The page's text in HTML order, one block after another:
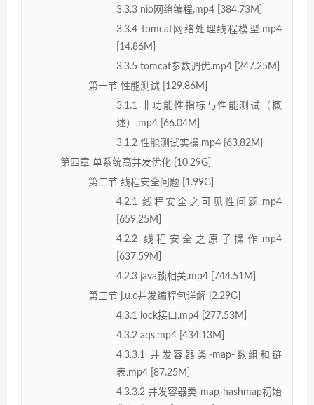
3.3.3 nio网络编程.mp4 [384.73M]
3.3.4 tomcat网络处理线程模型.mp4
[14.86M]
3.3.5 tomcat参数调优.mp4 [247.25M]
第一节 性能测试 [129.86M]
3.1.1 非功能性指标与性能测试（概
述）.mp4 [66.04M]
3.1.2 性能测试实操.mp4 [63.82M]
第四章 单系统高并发优化 [10.29G]
第二节 线程安全问题 [1.99G]
4.2.1 线程安全之可见性问题.mp4
[659.25M]
4.2.2 线程安全之原子操作.mp4
[637.59M]
4.2.3 java锁相关.mp4 [744.51M]
第三节 j.u.c并发编程包详解 [2.29G]
4.3.1 lock接口.mp4 [277.53M]
4.3.2 aqs.mp4 [434.13M]
4.3.3.1 并发容器类-map-数组和链
表.mp4 [87.25M]
4.3.3.2 并发容器类-map-hashmap初始